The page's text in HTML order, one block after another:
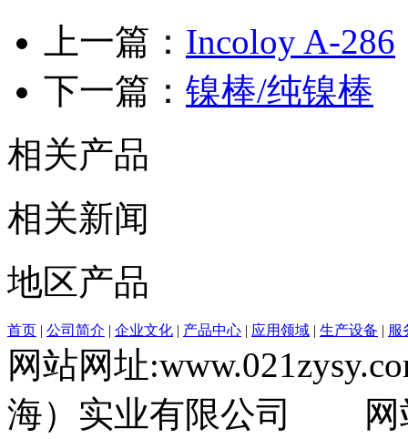
上一篇： Incoloy A-286
下一篇： 镍棒/纯镍棒
相关产品
相关新闻
地区产品
首页 | 公司简介 | 企业文化 | 产品中心 | 应用领域 | 生产设备 | 服
网站网址
海）实业有限公司 网